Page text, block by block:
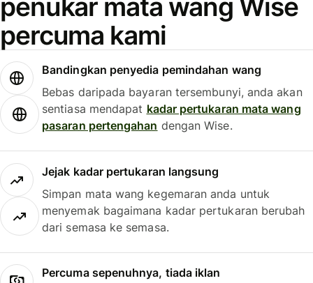
penukar mata wang Wise
percuma kami
Bandingkan penyedia pemindahan wang
Bebas daripada bayaran tersembunyi, anda akan
sentiasa mendapat kadar pertukaran mata wang
pasaran pertengahan dengan Wise.
Jejak kadar pertukaran langsung
Simpan mata wang kegemaran anda untuk
menyemak bagaimana kadar pertukaran berubah
dari semasa ke semasa.
Percuma sepenuhnya, tiada iklan